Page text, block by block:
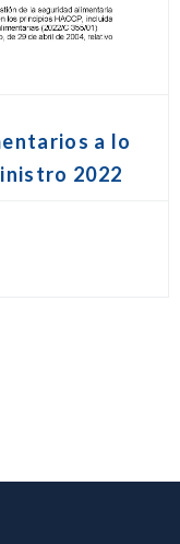
a lo
2022